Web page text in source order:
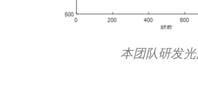
本团队研发